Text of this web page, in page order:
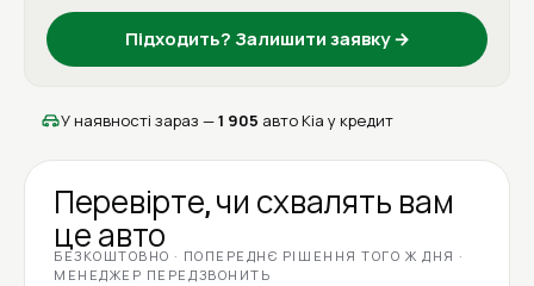
Підходить? Залишити заявку →
У наявності зараз —1 905 авто Kia у кредит
Перевірте, чи схвалять вам
це авто
БЕЗКОШТОВНО · ПОПЕРЕДНЄ РІШЕННЯ ТОГО Ж ДНЯ ·
МЕНЕДЖЕР ПЕРЕДЗВОНИТЬ